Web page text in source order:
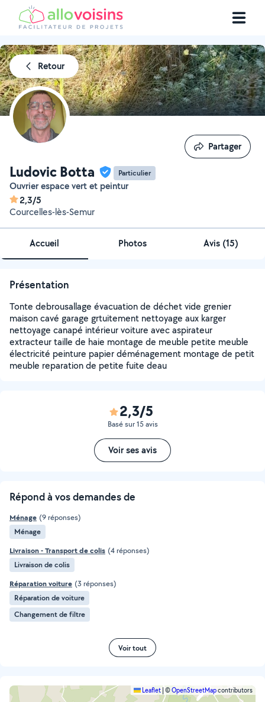
Retour
Ludovic Botta Particulier
Ouvrier espace vert et peintur
2,3/5
Courcelles-lès-Semur
Partager
Partager
Accueil Photos Avis (15)
Présentation
Tonte debrousallage évacuation de déchet vide grenier
maison cavé garage grtuitement nettoyage aux karger
nettoyage canapé intérieur voiture avec aspirateur
extracteur taille de haie montage de meuble petite meuble
électricité peinture papier déménagement montage de petit
meuble reparation de petite fuite deau
2,3/5
Basé sur 15 avis
Voir ses avis
Répond à vos demandes de
Ménage (9 réponses)
Ménage
Livraison - Transport de colis (4 réponses)
Livraison de colis
Réparation voiture (3 réponses)
Réparation de voiture
Changement de filtre
Voir tout
Leaflet ©OpenStreetMapcontributors